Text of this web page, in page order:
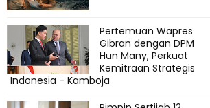
Pertemuan Wapres
Gibran dengan DPM
Hun Many, Perkuat
Kemitraan Strategis
Indonesia - Kamboja